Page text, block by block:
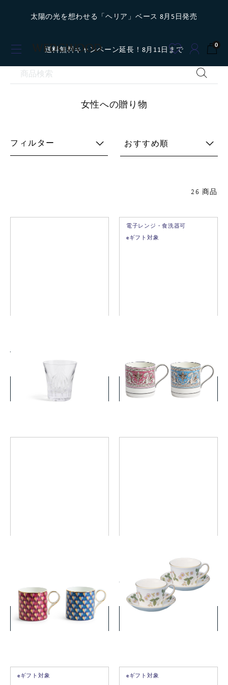
太陽の光を想わせる「ヘリア」ベース 8月5日発売
送料無料キャンペーン延長！8月11日まで 0
女性への贈り物
フィルター おすすめ順
26 商品
ハーモニー
(税込)
詳細を見る
電子レンジ・食洗器可
eギフト対象
￥33,000 (税込)
詳細を見る
￥22,000 (税込)
詳細を見る
ワイルド ストロベリー ティ
ーカップ&ソーサー ペア (デ
ルフィ)
￥16,500 (税込)
eギフト対象 eギフト対象